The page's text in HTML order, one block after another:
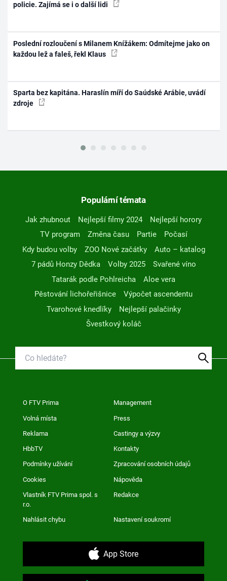
policie. Zajímá se i o další lidi
Poslední rozloučení s Milanem Knížákem: Odmítejme jako on
každou lež a faleš, řekl Klaus
Sparta bez kapitána. Haraslín míří do Saúdské Arábie, uvádí
zdroje
Populární témata
Jak zhubnout Nejlepší filmy 2024
Nejlepší horory
TV program
Změna času Partie
Počasí
Kdy budou volby
ZOO Nové začátky
Auto – katalog
7 pádů Honzy Dědka
Volby 2025
Svařené víno
Tatarák podle Pohlreicha
Aloe vera
Pěstování lichořeřišnice
Výpočet ascendentu
Tvarohové knedlíky
Nejlepší palačinky
Švestkový koláč
O FTV Prima Management
Volná místa Press
Reklama Castingy a výzvy
HbbTV Kontakty
Podmínky užívání Zpracování osobních údajů
Cookies Nápověda
Vlastník FTV Prima spol. s
r.o.
Redakce
Nahlásit chybu Nastavení soukromí
App Store